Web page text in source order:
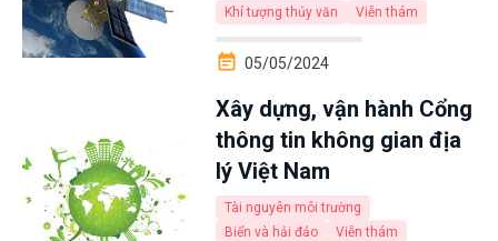
Khí tượng thủy văn Viễn thám
05/05/2024
Xây dựng, vận hành Cổng
thông tin không gian địa
lý Việt Nam
Tài nguyên môi trường
Biển và hải đảo
Viễn thám